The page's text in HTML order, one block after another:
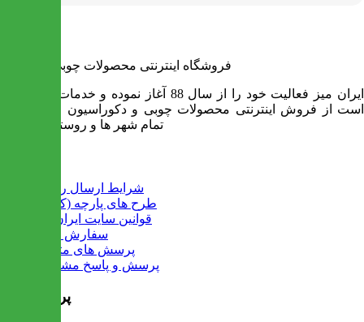
فروشگاه اینترنتی محصولات چوبی ایران میز
ایران میز فعالیت خود را از سال 88 آغاز نموده و خدمات آن عبارت
است از فروش اینترنتی محصولات چوبی و دکوراسیون و ارسال به
تمام شهر ها و روستاهای کشور
شرایط ارسال رایگان
طرح های پارچه (کالیته)
قوانین سایت ایران میز
سفارش عمده
پرسش های متداول
پرسش و پاسخ مشتریان
پرفروش ها